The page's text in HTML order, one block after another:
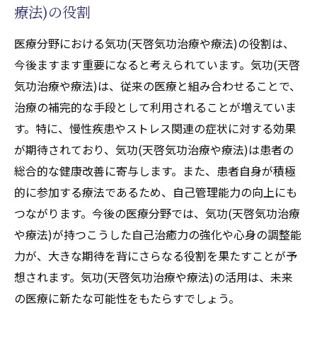
療法)の役割
医療分野における気功(天啓気功治療や療法)の役割は、
今後ますます重要になると考えられています。気功(天啓
気功治療や療法)は、従来の医療と組み合わせることで、
治療の補完的な手段として利用されることが増えていま
す。特に、慢性疾患やストレス関連の症状に対する効果
が期待されており、気功(天啓気功治療や療法)は患者の
総合的な健康改善に寄与します。また、患者自身が積極
的に参加する療法であるため、自己管理能力の向上にも
つながります。今後の医療分野では、気功(天啓気功治療
や療法)が持つこうした自己治癒力の強化や心身の調整能
力が、大きな期待を背にさらなる役割を果たすことが予
想されます。気功(天啓気功治療や療法)の活用は、未来
の医療に新たな可能性をもたらすでしょう。